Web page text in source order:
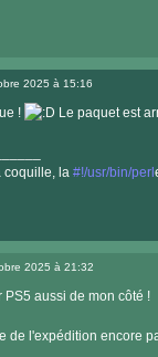
2025 à 15:16
! Le paquet est
coquille, la #!/usr/bin/perl
2025 à 21:32
PS5 aussi de mon côté !
de l'expédition encore